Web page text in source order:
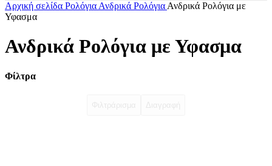
Αρχική σελίδα Ρολόγια Ανδρικά Ρολόγια Ανδρικά Ρολόγια με
Υφασμα
Ανδρικά Ρολόγια με Υφασμα
Φίλτρα